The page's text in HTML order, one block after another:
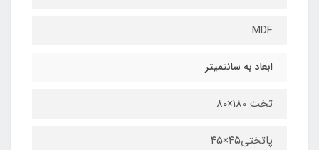
MDF
ابعاد به سانتمیتر
تخت 180×80
پاتختی۴۵×۴۵